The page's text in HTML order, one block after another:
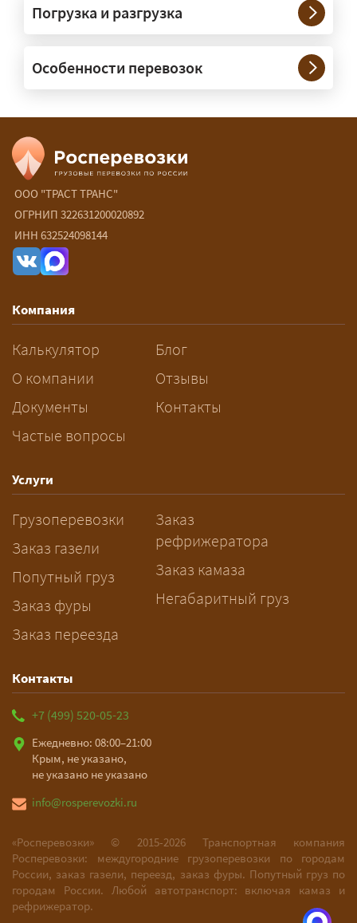
сопровождение?
организуем. Потребность в машинах
прикрытия зависит от габаритов
груза и маршрута; это определяется
Сколько стоит перевозка
негабарита?
— От 60 ₽/км. Точная стоимость
рассчитывается индивидуально:
влияют габариты и вес груза,
разрешений и машин
сопровождения.
За сколько дней заказывать
перевозку негабарита?
— Заранее: только оформление
рабочих дней. Оставьте заявку
заблаговременно — логист
рассчитает маршрут и запустит
подготовку документов.
Погрузка и разгрузка
Особенности перевозок
ООО "ТРАСТ ТРАНС"
ОГРНИП 322631200020892
ИНН 632524098144
Компания
Калькулятор
О компании
Документы
Частые вопросы
Блог
Отзывы
Контакты
Услуги
Грузоперевозки
Заказ газели
Попутный груз
Заказ фуры
Заказ переезда
Заказ
рефрижератора
Заказ камаза
Негабаритный груз
Контакты
+7 (499) 520-05-23
Ежедневно: 08:00–21:00
Крым, не указано,
не указано не указано
info@rosperevozki.ru
«Росперевозки» © 2015-2026
Транспортная компания
Росперевозки: междугородние грузоперевозки по городам
России, заказ газели, переезд, заказ фуры. Попутный груз по
городам России. Любой автотранспорт: включая камаз и
рефрижератор.